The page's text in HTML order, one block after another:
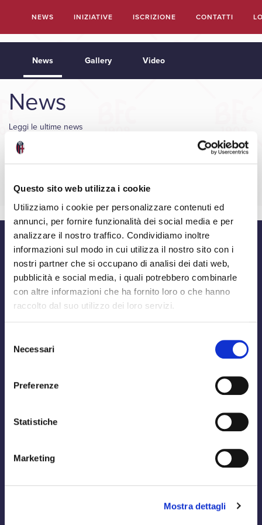
Questo sito web utilizza i cookie
Utilizziamo i cookie per personalizzare contenuti ed
annunci, per fornire funzionalità dei social media e per
analizzare il nostro traffico. Condividiamo inoltre
informazioni sul modo in cui utilizza il nostro sito con i
nostri partner che si occupano di analisi dei dati web,
pubblicità e social media, i quali potrebbero combinarle
con altre informazioni che ha fornito loro o che hanno
raccolto dal suo utilizzo dei loro servizi.
delNecessari
Preferenze
Statistiche
Marketing
Mostra dettagli
principale
NEWS INIZIATIVE ISCRIZIONE CONTATTI
News Gallery Video
News
Leggi le ultime news